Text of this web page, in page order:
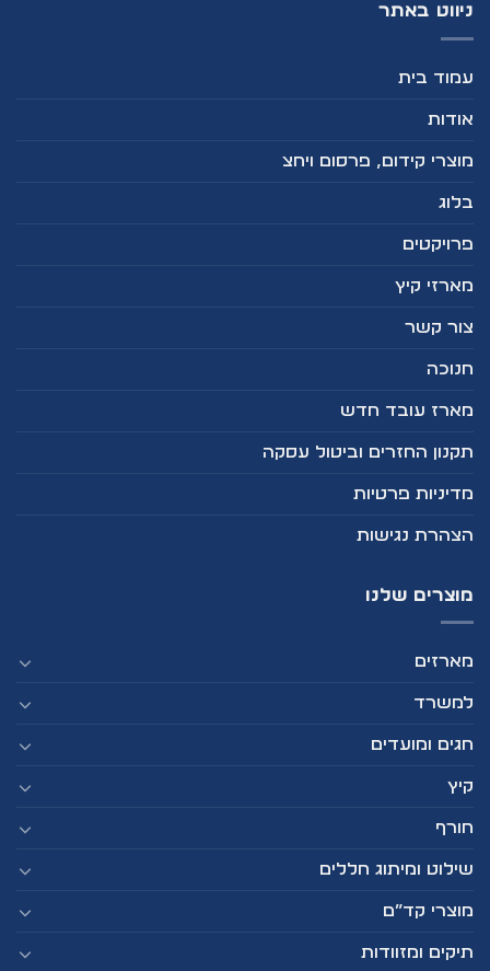
ניווט באתר
עמוד בית
אודות
מוצרי קידום, פרסום ויחצ
בלוג
פרויקטים
מארזי קיץ
צור קשר
חנוכה
מארז עובד חדש
תקנון החזרים וביטול עסקה
מדיניות פרטיות
הצהרת נגישות
מוצרים שלנו
מארזים
למשרד
חגים ומועדים
קיץ
חורף
שילוט ומיתוג חללים
מוצרי קד”ם
תיקים ומזוודות